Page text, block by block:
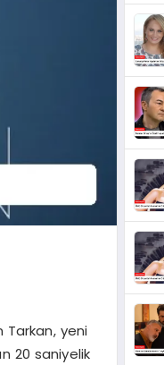
Tarkan, yeni
20 saniyelik